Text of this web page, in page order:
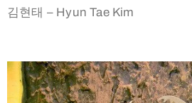
김현태 – Hyun Tae Kim